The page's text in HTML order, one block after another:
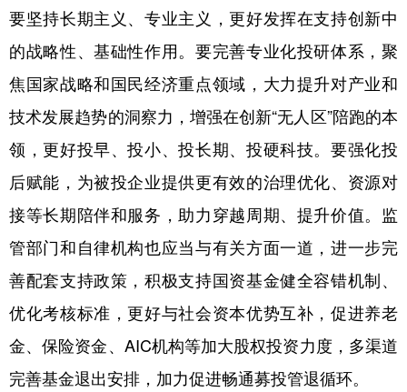
要坚持长期主义、专业主义，更好发挥在支持创新中
的战略性、基础性作用。要完善专业化投研体系，聚
焦国家战略和国民经济重点领域，大力提升对产业和
技术发展趋势的洞察力，增强在创新“无人区”陪跑的本
领，更好投早、投小、投长期、投硬科技。要强化投
后赋能，为被投企业提供更有效的治理优化、资源对
接等长期陪伴和服务，助力穿越周期、提升价值。监
管部门和自律机构也应当与有关方面一道，进一步完
善配套支持政策，积极支持国资基金健全容错机制、
优化考核标准，更好与社会资本优势互补，促进养老
金、保险资金、AIC机构等加大股权投资力度，多渠道
完善基金退出安排，加力促进畅通募投管退循环。